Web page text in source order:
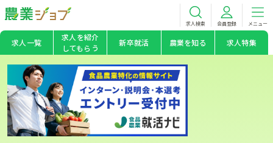
求人検索 会員登録 メニュー
求人一覧
求人を紹介
してもらう
新卒就活 農業を知る 求人特集